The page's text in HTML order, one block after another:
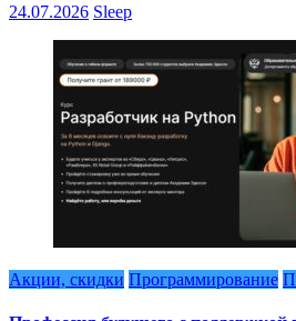
24.07.2026 Sleep
Акции, скидки Программирование